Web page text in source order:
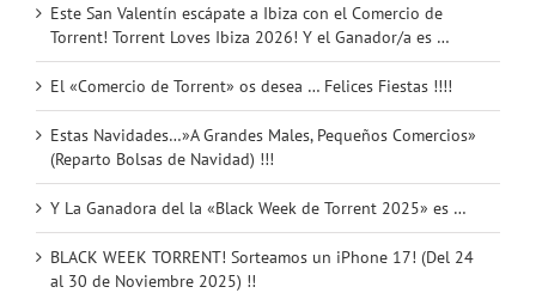
Este San Valentín escápate a Ibiza con el Comercio de
Torrent! Torrent Loves Ibiza 2026! Y el Ganador/a es …
El «Comercio de Torrent» os desea … Felices Fiestas !!!!
Estas Navidades…»A Grandes Males, Pequeños Comercios»
(Reparto Bolsas de Navidad) !!!
Y La Ganadora del la «Black Week de Torrent 2025» es …
BLACK WEEK TORRENT! Sorteamos un iPhone 17! (Del 24
al 30 de Noviembre 2025) !!